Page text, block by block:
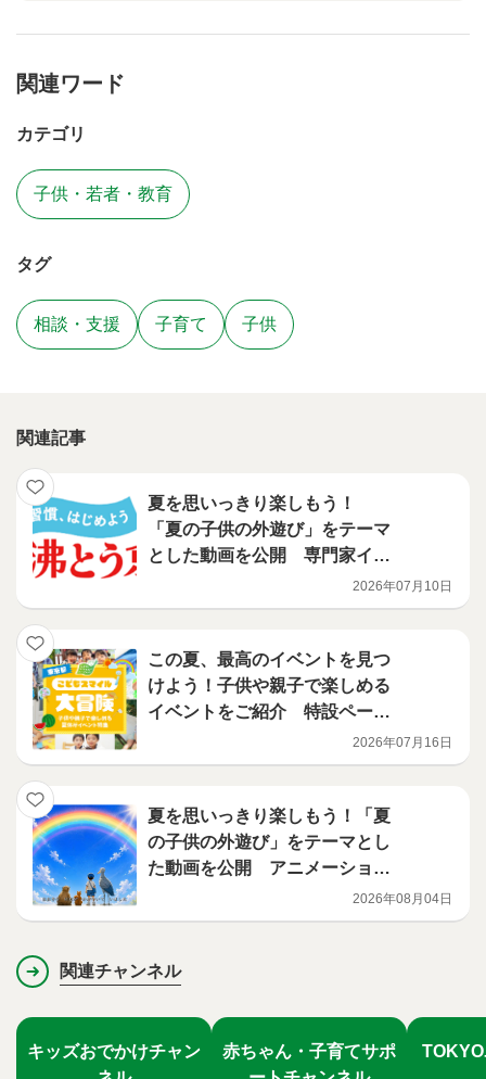
関連ワード
カテゴリ
子供・若者・教育
タグ
相談・支援 子育て 子供
関連記事
夏を思いっきり楽しもう！
「夏の子供の外遊び」をテーマ
とした動画を公開 専門家イン
2026年07月10日
この夏、最高のイベントを見つ
けよう！子供や親子で楽しめる
イベントをご紹介 特設ページ
「東京都こどもスマイル大冒
険」を公開
2026年07月16日
夏を思いっきり楽しもう！「夏
の子供の外遊び」をテーマとし
た動画を公開 アニメーション
2026年08月04日
関連チャンネル